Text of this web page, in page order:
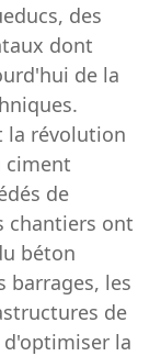
des
dont
de la
la révolution
ciment
de
chantiers ont
béton
barrages, les
de
la